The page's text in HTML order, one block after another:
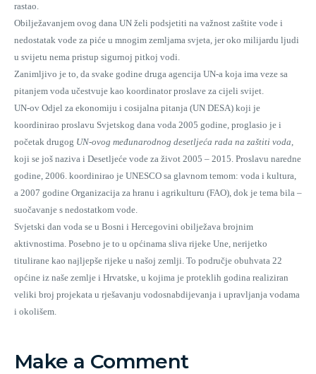
rastao.
Obilježavanjem ovog dana UN želi podsjetiti na važnost zaštite vode i
nedostatak vode za piće u mnogim zemljama svjeta, jer oko milijardu ljudi
u svijetu nema pristup sigurnoj pitkoj vodi.
Zanimljivo je to, da svake godine druga agencija UN-a koja ima veze sa
pitanjem voda učestvuje kao koordinator proslave za cijeli svijet.
UN-ov Odjel za ekonomiju i cosijalna pitanja (UN DESA) koji je
koordinirao proslavu Svjetskog dana voda 2005 godine, proglasio je i
početak drugog UN-ovog međunarodnog desetljeća rada na zaštiti voda,
koji se još naziva i Desetljeće vode za život 2005 – 2015. Proslavu naredne
godine, 2006. koordinirao je UNESCO sa glavnom temom: voda i kultura,
a 2007 godine Organizacija za hranu i agrikulturu (FAO), dok je tema bila –
suočavanje s nedostatkom vode.
Svjetski dan voda se u Bosni i Hercegovini obilježava brojnim
aktivnostima. Posebno je to u općinama sliva rijeke Une, nerijetko
titulirane kao najljepše rijeke u našoj zemlji. To područje obuhvata 22
općine iz naše zemlje i Hrvatske, u kojima je proteklih godina realiziran
veliki broj projekata u rješavanju vodosnabdijevanja i upravljanja vodama
i okolišem.
Make a Comment